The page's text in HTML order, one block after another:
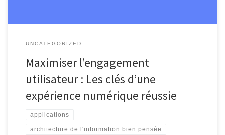
UNCATEGORIZED
Maximiser l’engagement
utilisateur : Les clés d’une
expérience numérique réussie
applications
architecture de l'information bien pensée